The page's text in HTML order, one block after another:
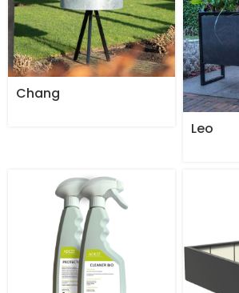
Chang
Leo